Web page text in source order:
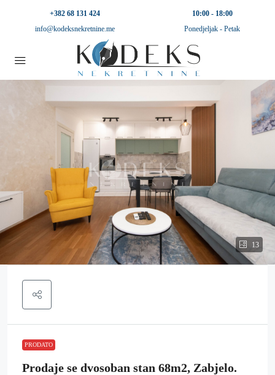
+382 68 131 424
info@kodeksnekretnine.me
10:00 - 18:00
Ponedjeljak - Petak
13
PRODATO
Prodaje se dvosoban stan 68m2, Zabjelo.